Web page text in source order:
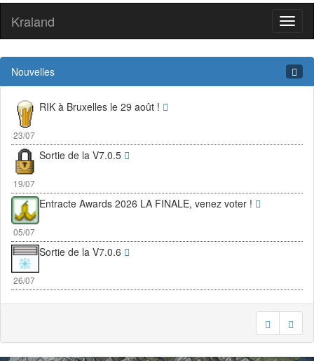
Kraland
Nouvelles
23/07
RIK à Bruxelles le 29 août !
19/07
Sortie de la V7.0.5
05/07
Entracte Awards 2026 LA FINALE, venez voter !
26/07
Sortie de la V7.0.6